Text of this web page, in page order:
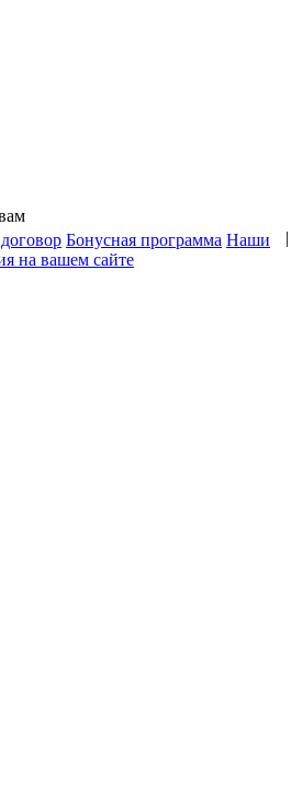
Бонусная программа Наши
на вашем сайте
|